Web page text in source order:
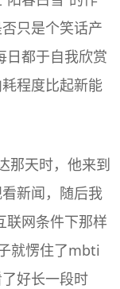
只是个笑话产
日都于自我欣赏
程度比起新能
那天时，他来到
新闻，随后我
联网条件下那样
就愣住了mbti
好长一段时